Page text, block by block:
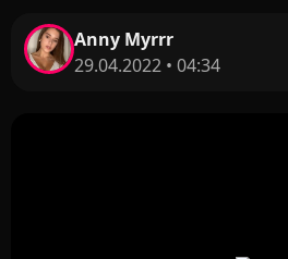
Anny Myrrr
29.04.2022 • 04:34